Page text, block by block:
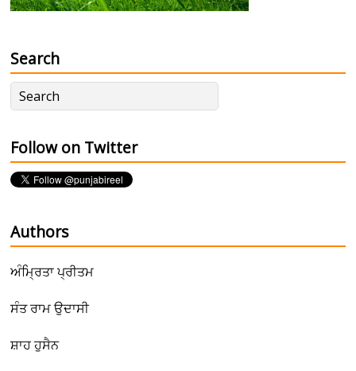
Search
Follow on Twitter
Authors
ਅੰਮ੍ਰਿਤਾ ਪ੍ਰੀਤਮ
ਸੰਤ ਰਾਮ ਉਦਾਸੀ
ਸ਼ਾਹ ਹੁਸੈਨ